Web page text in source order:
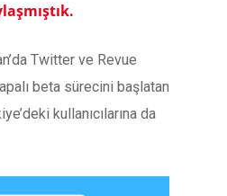
Twitter ve Revue
beta sürecini başlatan
kullanıcılarına da